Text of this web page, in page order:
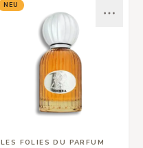
NEU
LES FOLIES DU PARFUM